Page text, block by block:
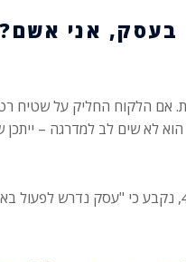
אם הלקוח החליק על
לא שים לב למדרגה – ייתכן
, נקבע כי "עסק נדרש לפעול